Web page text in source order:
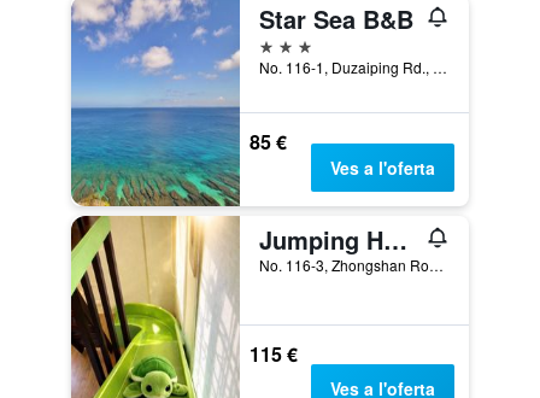
Star Sea B&B
3 estrelles
No. 116-1, Duzaiping Rd., Liuqiu, Taiwan
85 €
Ves a l'oferta
Jumping Hostel
No. 116-3, Zhongshan Road, Liuqiu, Taiwan
115 €
Ves a l'oferta